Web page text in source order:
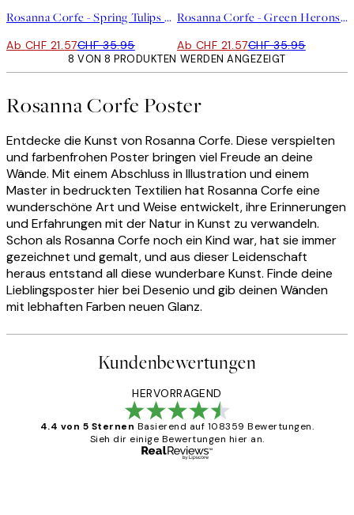
Rosanna Corfe - Spring Tulips Poster
Ab CHF 21.57CHF 35.95
Rosanna Corfe - Green Herons Poster
Ab CHF 21.57CHF 35.95
8 VON 8 PRODUKTEN WERDEN ANGEZEIGT
Rosanna Corfe Poster
Entdecke die Kunst von Rosanna Corfe. Diese verspielten
und farbenfrohen Poster bringen viel Freude an deine
Wände. Mit einem Abschluss in Illustration und einem
Master in bedruckten Textilien hat Rosanna Corfe eine
wunderschöne Art und Weise entwickelt, ihre Erinnerungen
und Erfahrungen mit der Natur in Kunst zu verwandeln.
Schon als Rosanna Corfe noch ein Kind war, hat sie immer
gezeichnet und gemalt, und aus dieser Leidenschaft
heraus entstand all diese wunderbare Kunst. Finde deine
Lieblingsposter hier bei Desenio und gib deinen Wänden
mit lebhaften Farben neuen Glanz.
Kundenbewertungen
HERVORRAGEND
4.4 von 5 Sternen Basierend auf 108359 Bewertungen.
Sieh dir einige Bewertungen hier an.